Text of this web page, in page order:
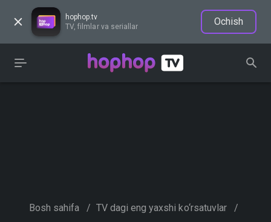
hophop.tv
TV, filmlar va seriallar
Ochish
Bosh sahifa / TV dagi eng yaxshi ko‘rsatuvlar /